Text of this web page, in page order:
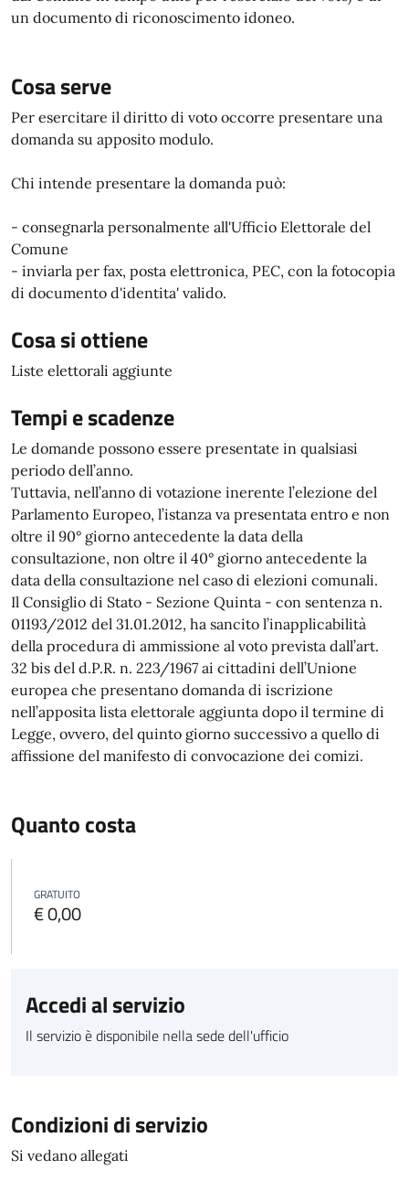
un documento di riconoscimento idoneo.
Cosa serve
Per esercitare il diritto di voto occorre presentare una
domanda su apposito modulo.
Chi intende presentare la domanda può:
- consegnarla personalmente all'Ufficio Elettorale del
Comune
- inviarla per fax, posta elettronica, PEC, con la fotocopia
di documento d'identita' valido.
Cosa si ottiene
Liste elettorali aggiunte
Tempi e scadenze
Le domande possono essere presentate in qualsiasi
periodo dell’anno.
Tuttavia, nell’anno di votazione inerente l’elezione del
Parlamento Europeo, l’istanza va presentata entro e non
oltre il 90° giorno antecedente la data della
consultazione, non oltre il 40° giorno antecedente la
data della consultazione nel caso di elezioni comunali.
Il Consiglio di Stato - Sezione Quinta - con sentenza n.
01193/2012 del 31.01.2012, ha sancito l’inapplicabilità
della procedura di ammissione al voto prevista dall’art.
32 bis del d.P.R. n. 223/1967 ai cittadini dell’Unione
europea che presentano domanda di iscrizione
nell’apposita lista elettorale aggiunta dopo il termine di
Legge, ovvero, del quinto giorno successivo a quello di
affissione del manifesto di convocazione dei comizi.
Quanto costa
GRATUITO
€ 0,00
Accedi al servizio
Il servizio è disponibile nella sede dell'ufficio
Condizioni di servizio
Si vedano allegati